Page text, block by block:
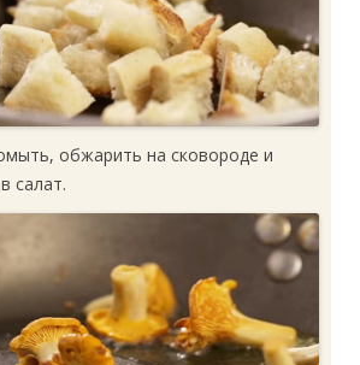
обжарить на сковороде и
салат.